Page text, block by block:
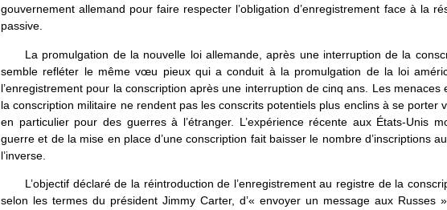
gouvernement allemand pour faire respecter l’obligation d’enregistrement face à la
passive.
La promulgation de la nouvelle loi allemande, après une interruption de la
semble refléter le même vœu pieux qui a conduit à la promulgation de la loi
l’enregistrement pour la conscription après une interruption de cinq ans. Les
la conscription militaire ne rendent pas les conscrits potentiels plus enclins à se porter
en particulier pour des guerres à l’étranger. L’expérience récente aux États-Unis
guerre et de la mise en place d’une conscription fait baisser le nombre d’inscriptions
l’inverse.
L’objectif déclaré de la réintroduction de l’enregistrement au registre de la
selon les termes du président Jimmy Carter, d’« envoyer un message aux Russes